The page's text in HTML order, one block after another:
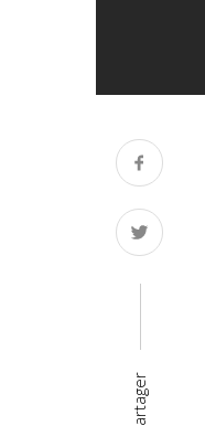
Partager